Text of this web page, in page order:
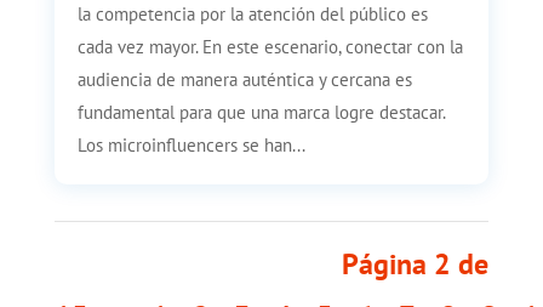
la competencia por la atención del público es
cada vez mayor. En este escenario, conectar con la
audiencia de manera auténtica y cercana es
fundamental para que una marca logre destacar.
Los microinfluencers se han...
Página 2 de